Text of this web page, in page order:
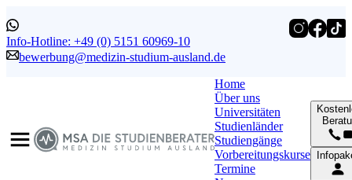
Info-Hotline: +49 (0) 5151 60969-10
bewerbung@medizin-studium-ausland.de
Home
Über uns
Universitäten
Studienländer
Studiengänge
Vorbereitungskurse
Termine